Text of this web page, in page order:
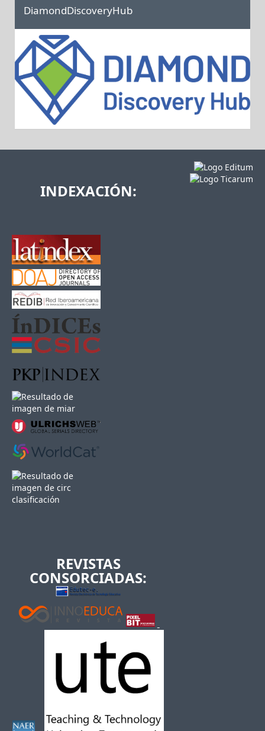
DiamondDiscoveryHub
INDEXACIÓN:
REVISTAS
CONSORCIADAS: